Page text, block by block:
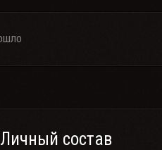
Личный состав